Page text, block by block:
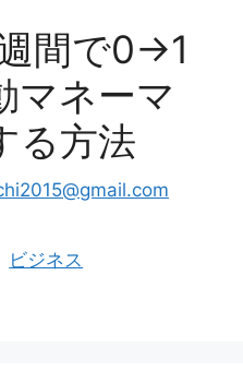
週間で0→1
マネーマ
る方法
ビジネス